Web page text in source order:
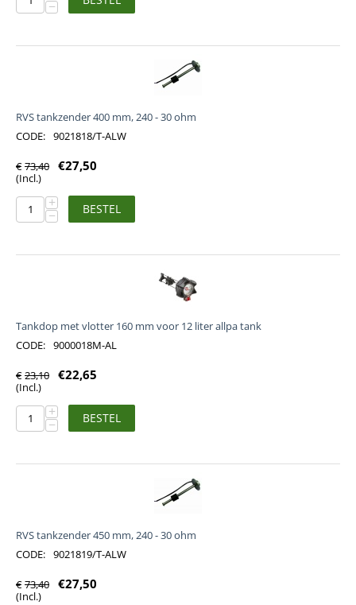
−
RVS tankzender 400 mm, 240 - 30 ohm
CODE: 9021818/T-ALW
€ 73,40 €27,50
(Incl.)
+
− BESTEL
Tankdop met vlotter 160 mm voor 12 liter allpa tank
CODE: 9000018M-AL
€ 23,10 €22,65
(Incl.)
+
− BESTEL
RVS tankzender 450 mm, 240 - 30 ohm
CODE: 9021819/T-ALW
€ 73,40 €27,50
(Incl.)